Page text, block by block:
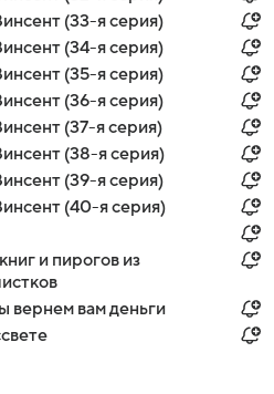
(33-я серия)
(34-я серия)
(35-я серия)
(36-я серия)
(37-я серия)
(38-я серия)
(39-я серия)
(40-я серия)
и пирогов из
вернем вам деньги